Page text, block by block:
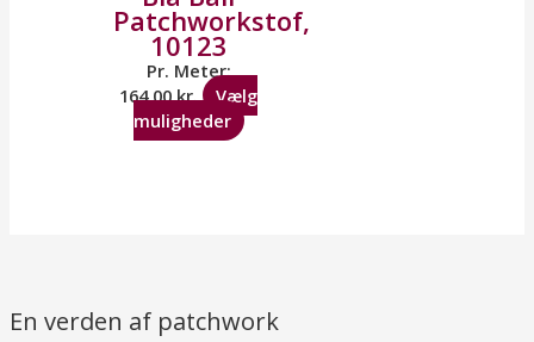
Patchworkstof,
10123
Pr. Meter:
164,00kr.
Vælg
muligheder
En verden af patchwork